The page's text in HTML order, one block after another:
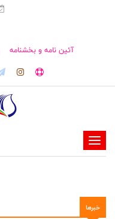
آئین نامه و بخشنامه
-
-
-
-
خبرها